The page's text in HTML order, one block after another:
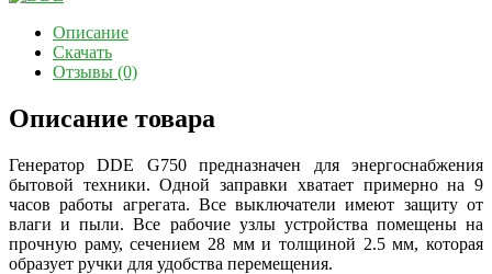
Описание
Скачать
Отзывы (0)
Описание товара
Генератор DDE G750 предназначен для энергоснабжения
бытовой техники. Одной заправки хватает примерно на 9
часов работы агрегата. Все выключатели имеют защиту от
влаги и пыли. Все рабочие узлы устройства помещены на
прочную раму, сечением 28 мм и толщиной 2.5 мм, которая
образует ручки для удобства перемещения.